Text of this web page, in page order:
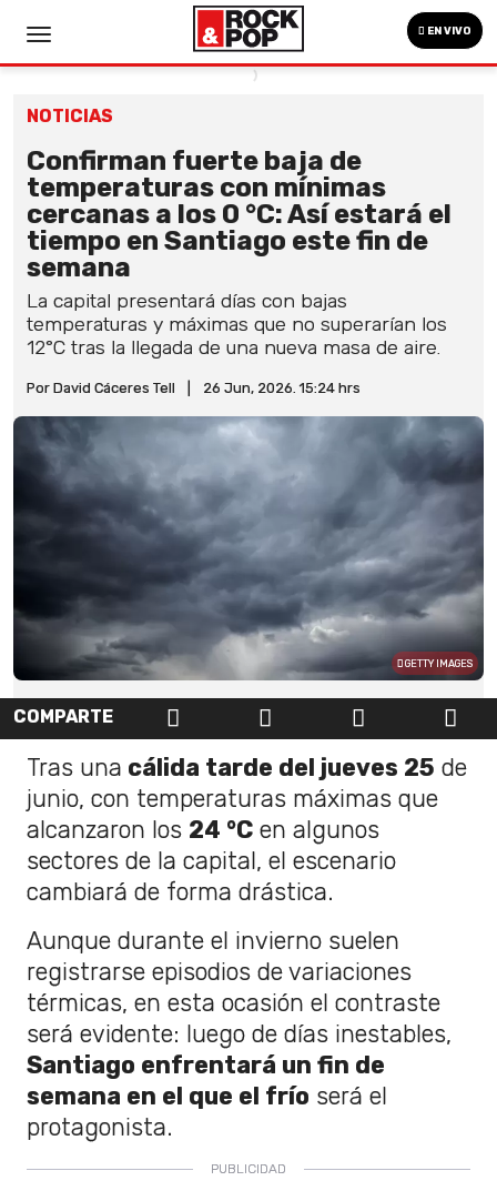
EN VIVO
NOTICIAS
Confirman fuerte baja de
temperaturas con mínimas
cercanas a los 0 °C: Así estará el
tiempo en Santiago este fin de
semana
La capital presentará días con bajas
temperaturas y máximas que no superarían los
12°C tras la llegada de una nueva masa de aire.
Por David Cáceres Tell 26 Jun, 2026. 15:24 hrs
GETTY IMAGES
COMPARTE
Tras una cálida tarde del jueves 25 de
junio, con temperaturas máximas que
alcanzaron los 24 °C en algunos
sectores de la capital, el escenario
cambiará de forma drástica.
Aunque durante el invierno suelen
registrarse episodios de variaciones
térmicas, en esta ocasión el contraste
será evidente: luego de días inestables,
Santiago enfrentará un fin de
semana en el que el frío será el
protagonista.